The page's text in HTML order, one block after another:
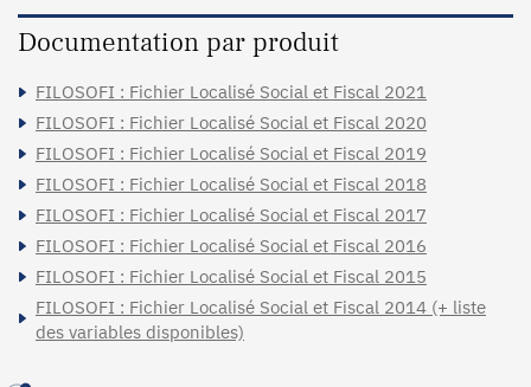
Documentation par produit
FILOSOFI : Fichier Localisé Social et Fiscal 2021
FILOSOFI : Fichier Localisé Social et Fiscal 2020
FILOSOFI : Fichier Localisé Social et Fiscal 2019
FILOSOFI : Fichier Localisé Social et Fiscal 2018
FILOSOFI : Fichier Localisé Social et Fiscal 2017
FILOSOFI : Fichier Localisé Social et Fiscal 2016
FILOSOFI : Fichier Localisé Social et Fiscal 2015
FILOSOFI : Fichier Localisé Social et Fiscal 2014 (+ liste
des variables disponibles)